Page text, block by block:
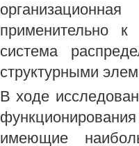
применительно к
система
структурными
В ходе
имеющие